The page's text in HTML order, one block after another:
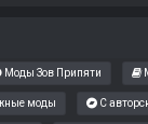
Моды Зов Припяти
моды С